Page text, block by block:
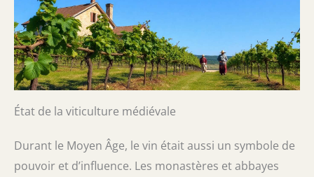
État de la viticulture médiévale
Durant le Moyen Âge, le vin était aussi un symbole de
pouvoir et d’influence. Les monastères et abbayes